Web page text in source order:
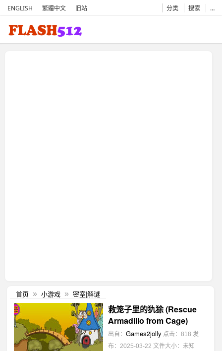
ENGLISH 繁體中文 旧站 分类 搜索 …
首页 » 小游戏 » 密室|解谜
救笼子里的犰狳 (Rescue
Armadillo from Cage)
出自： Games2jolly 点击：818 发
布：2025-03-22 文件大小：未知